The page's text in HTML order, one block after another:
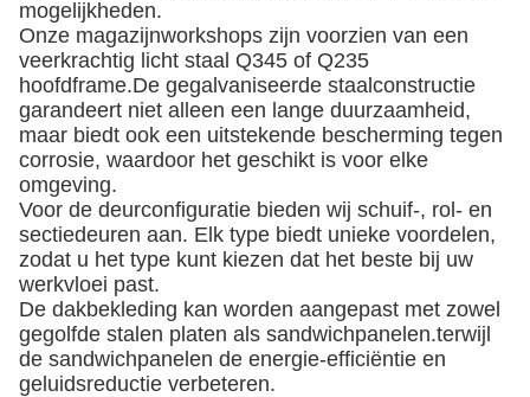
mogelijkheden.
Onze magazijnworkshops zijn voorzien van een
veerkrachtig licht staal Q345 of Q235
hoofdframe.De gegalvaniseerde staalconstructie
garandeert niet alleen een lange duurzaamheid,
maar biedt ook een uitstekende bescherming tegen
corrosie, waardoor het geschikt is voor elke
omgeving.
Voor de deurconfiguratie bieden wij schuif-, rol- en
sectiedeuren aan. Elk type biedt unieke voordelen,
zodat u het type kunt kiezen dat het beste bij uw
werkvloei past.
De dakbekleding kan worden aangepast met zowel
gegolfde stalen platen als sandwichpanelen.terwijl
de sandwichpanelen de energie-efficiëntie en
geluidsreductie verbeteren.